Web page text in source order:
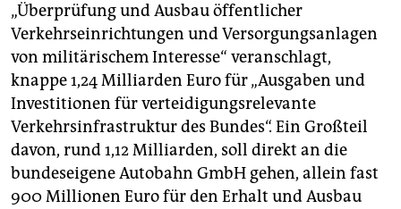
„Überprüfung und Ausbau öffentlicher
Verkehrseinrichtungen und Versorgungsanlagen
von militärischem Interesse“ veranschlagt,
knappe 1,24 Milliarden Euro für „Ausgaben und
Investitionen für verteidigungsrelevante
Verkehrsinfrastruktur des Bundes“. Ein Großteil
davon, rund 1,12 Milliarden, soll direkt an die
bundeseigene Autobahn GmbH gehen, allein fast
900 Millionen Euro für den Erhalt und Ausbau